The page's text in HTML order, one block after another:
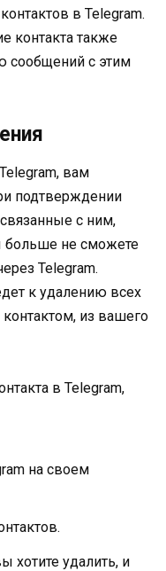
в Telegram.
контакта также
сообщений с этим
вам
подтверждении
с ним,
больше не сможете
Telegram.
к удалению всех
из вашего
в Telegram,
на своем
хотите удалить, и